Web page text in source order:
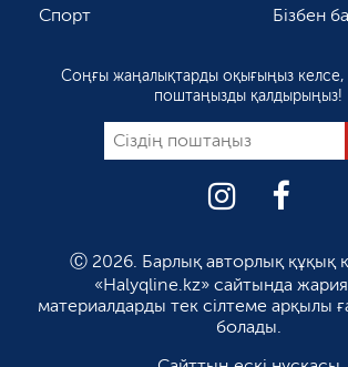
Спорт
Бізбен
Соңғы жаңалықтарды оқығыңыз
поштаңызды қалдырыңыз!
Ⓒ 2026. Барлық авторлық құқық
«Halyqline.kz» сайтында
материалдарды тек сілтеме арқылы
болады.